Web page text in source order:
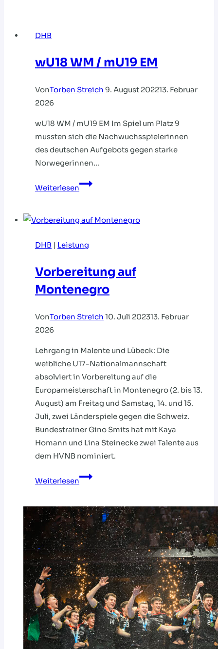
DHB
wU18 WM / mU19 EM
VonTorben Streich 9. August 202213. Februar
2026
wU18 WM / mU19 EM Im Spiel um Platz 9
mussten sich die Nachwuchsspielerinnen
des deutschen Aufgebots gegen starke
Norwegerinnen…
Weiterlesen
wU18
mU19
DHB | Leistung
Vorbereitung auf
Montenegro
VonTorben Streich 10. Juli 202313. Februar
2026
Lehrgang in Malente und Lübeck: Die
weibliche U17-Nationalmannschaft
absolviert in Vorbereitung auf die
Europameisterschaft in Montenegro (2. bis 13.
August) am Freitag und Samstag, 14. und 15.
Juli, zwei Länderspiele gegen die Schweiz.
Bundestrainer Gino Smits hat mit Kaya
Homann und Lina Steinecke zwei Talente aus
dem HVNB nominiert.
Weiterlesen
Vorbereitung